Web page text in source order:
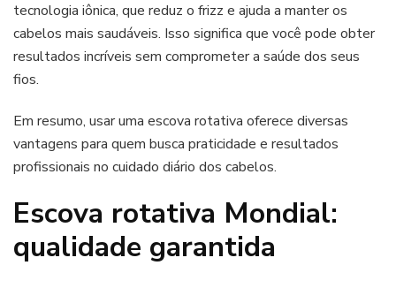
tecnologia iônica, que reduz o frizz e ajuda a manter os
cabelos mais saudáveis. Isso significa que você pode obter
resultados incríveis sem comprometer a saúde dos seus
fios.
Em resumo, usar uma escova rotativa oferece diversas
vantagens para quem busca praticidade e resultados
profissionais no cuidado diário dos cabelos.
Escova rotativa Mondial:
qualidade garantida